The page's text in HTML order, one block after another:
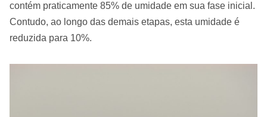
contém praticamente 85% de umidade em sua fase inicial.
Contudo, ao longo das demais etapas, esta umidade é
reduzida para 10%.